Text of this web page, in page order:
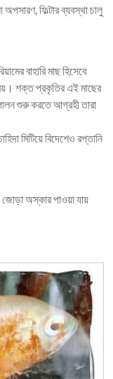
অপসারণ, ফিল্টার ব্যবস্থা চালু
বাহারি মাছ হিসেবে
শক্ত প্রকৃতির এই মাছের
পালন শুরু করতে আগ্রহী তারা
মিটিয়ে বিদেশেও রপ্তানি
অস্কার পাওয়া যায়